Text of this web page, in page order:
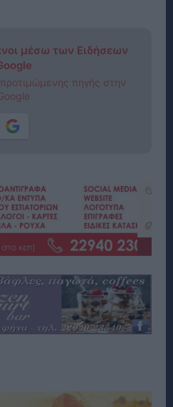
μέσω των Ειδήσεων
πηγής στην